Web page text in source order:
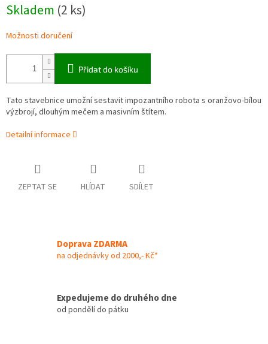
cena:
Skladem (2 ks)
Možnosti doručení
Přidat do košíku
Tato stavebnice umožní sestavit impozantního robota s oranžovo-bílou
výzbrojí, dlouhým mečem a masivním štítem.
Detailní informace
ZEPTAT SE HLÍDAT SDÍLET
Doprava ZDARMA
na odjednávky od 2000,- Kč*
Expedujeme do druhého dne
od pondělí do pátku